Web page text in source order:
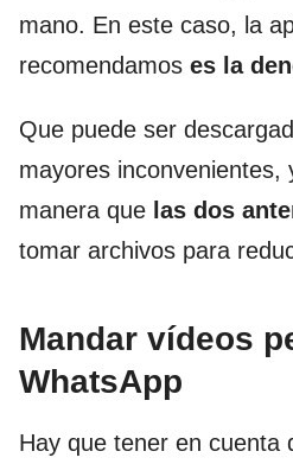
mano. En este caso, la
recomendamos es la
Que puede ser
mayores inconvenientes,
manera que las dos
tomar archivos para
Mandar vídeos
WhatsApp
Hay que tener en cuenta